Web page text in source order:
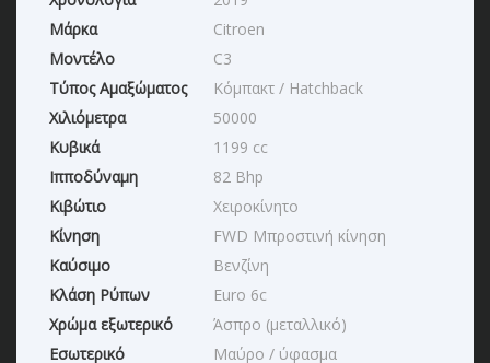
Μάρκα
Citroen
Μοντέλο
C3
Τύπος Αμαξώματος
Κόμπακτ / Hatchback
Χιλιόμετρα
50000
Κυβικά
1199 cc
Ιπποδύναμη
82 Bhp
Κιβώτιο
Χειροκίνητο
Κίνηση
FWD Μπροστινή κίνηση
Καύσιμο
Βενζίνη
Κλάση Ρύπων
Euro 6c
Χρώμα εξωτερικό
Άσπρο (μεταλλικό)
Εσωτερικό
Μαύρο / ύφασμα